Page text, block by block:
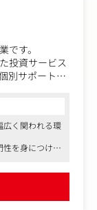
共有
）
対応補助、進
ン・コラボ企
構成・商品ラ
見出し
です。
投資サービス
別サポートが
ラインセミナ
せします。
、まずは配信
画構成、講師
く関われる環
を身につけた